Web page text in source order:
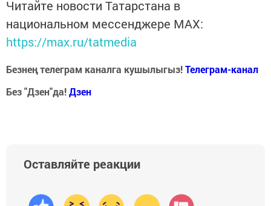
Читайте новости Татарстана в
национальном мессенджере MАХ:
https://max.ru/tatmedia
Безнең телеграм каналга кушылыгыз!Телеграм-канал
Без "Дзен"да!Дзен
Оставляйте реакции